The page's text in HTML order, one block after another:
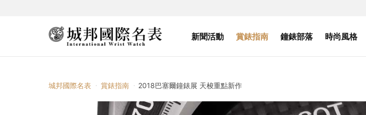
新聞活動 賞錶指南 鐘錶部落 時尚風格
城邦國際名表 賞錶指南 2018巴塞爾鐘錶展 天梭重點新作